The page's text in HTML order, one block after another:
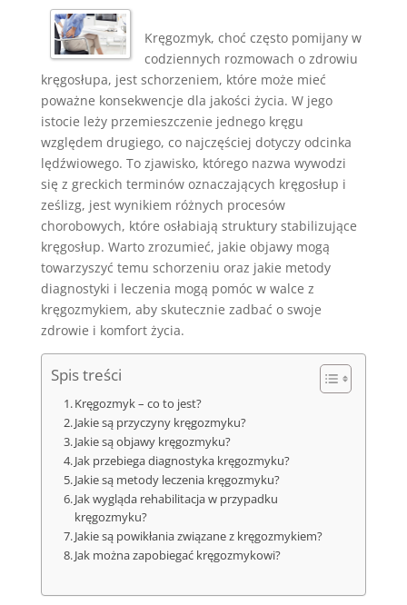
Kręgozmyk, choć często pomijany w
codziennych rozmowach o zdrowiu
kręgosłupa, jest schorzeniem, które może mieć
poważne konsekwencje dla jakości życia. W jego
istocie leży przemieszczenie jednego kręgu
względem drugiego, co najczęściej dotyczy odcinka
lędźwiowego. To zjawisko, którego nazwa wywodzi
się z greckich terminów oznaczających kręgosłup i
ześlizg, jest wynikiem różnych procesów
chorobowych, które osłabiają struktury stabilizujące
kręgosłup. Warto zrozumieć, jakie objawy mogą
towarzyszyć temu schorzeniu oraz jakie metody
diagnostyki i leczenia mogą pomóc w walce z
kręgozmykiem, aby skutecznie zadbać o swoje
zdrowie i komfort życia.
Spis treści
Kręgozmyk – co to jest?
Jakie są przyczyny kręgozmyku?
Jakie są objawy kręgozmyku?
Jak przebiega diagnostyka kręgozmyku?
Jakie są metody leczenia kręgozmyku?
Jak wygląda rehabilitacja w przypadku
kręgozmyku?
Jakie są powikłania związane z kręgozmykiem?
Jak można zapobiegać kręgozmykowi?